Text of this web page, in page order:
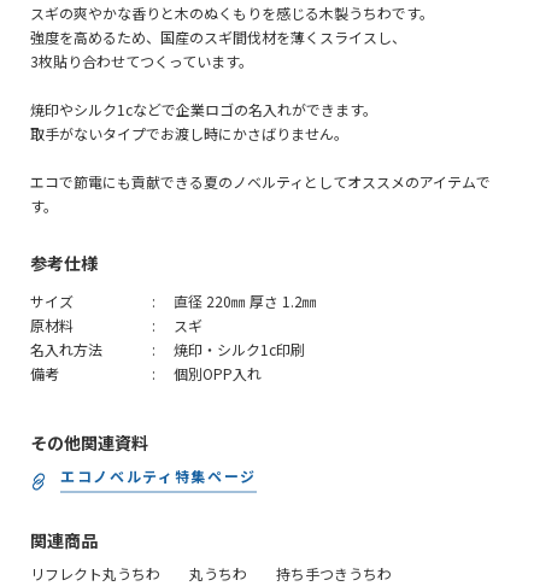
スギの爽やかな香りと木のぬくもりを感じる木製うちわです。
強度を高めるため、国産のスギ間伐材を薄くスライスし、
3枚貼り合わせてつくっています。
焼印やシルク1cなどで企業ロゴの名入れができます。
取手がないタイプでお渡し時にかさばりません。
エコで節電にも貢献できる夏のノベルティとしてオススメのアイテムで
す。
参考仕様
サイズ
直径 220㎜ 厚さ 1.2㎜
原材料
スギ
名入れ方法
焼印・シルク1c印刷
備考
個別OPP入れ
その他関連資料
エコノベルティ特集ページ
関連商品
リフレクト丸うちわ 丸うちわ 持ち手つきうちわ